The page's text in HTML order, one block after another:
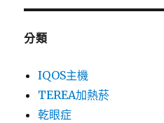
分類
IQOS主機
TEREA加熱菸
乾眼症